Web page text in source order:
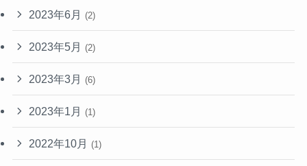
2023年6月 (2)
2023年5月 (2)
2023年3月 (6)
2023年1月 (1)
2022年10月 (1)